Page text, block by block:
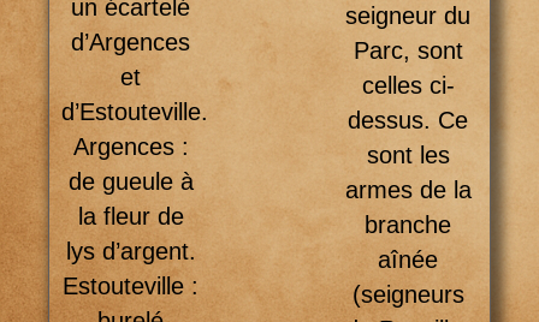
un écartelé
d’Argences
et
d’Estouteville.
Argences :
de gueule à
la fleur de
lys d’argent.
Estouteville :
seigneur du
Parc, sont
celles ci-
dessus. Ce
sont les
armes de la
branche
aînée
(seigneurs